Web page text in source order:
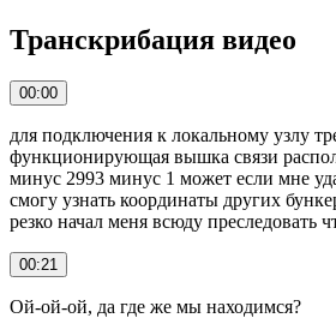
Транскрибация видео
00:00
для подключения к локальному узлу
функционирующая вышка связи
минус 2993 минус 1 может если мне
смогу узнать координаты других
резко начал меня всюду преследовать
00:21
Ой-ой-ой, да где же мы находимся?